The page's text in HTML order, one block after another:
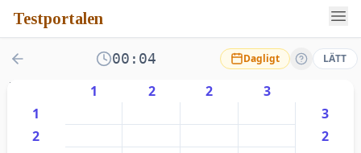
Testportalen
00:04 Dagligt LÄTT
1 2 2
3
1
3
2
2